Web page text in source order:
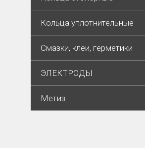
Кольца уплотнительные
Смазки, клеи, герметики
ЭЛЕКТРОДЫ
Метиз